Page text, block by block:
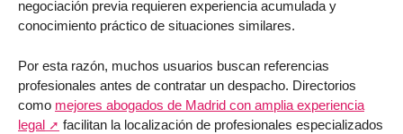
negociación previa requieren experiencia acumulada y
conocimiento práctico de situaciones similares.
Por esta razón, muchos usuarios buscan referencias
profesionales antes de contratar un despacho. Directorios
como mejores abogados de Madrid con amplia experiencia
legal
facilitan la localización de profesionales especializados